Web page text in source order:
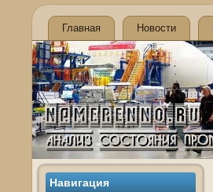
Главная Новости
Навигация